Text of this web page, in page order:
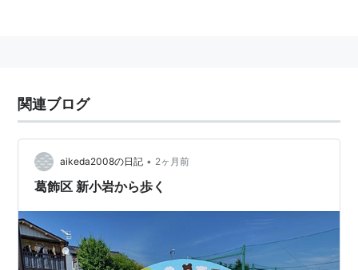
年（昭和3年）に開業した。現在では快速停車駅とな
り、「本家」小岩駅よりも利用客が多い。
南口には西友があり、商店街が広がる。
＞＞路線案内 JR東日本 ＜＜
■総武快速線（
（横須賀線直通）…東京駅…錦糸町駅←「新小岩駅
関連ブログ
aikeda2008の日記 • 2ヶ月前
葛飾区 新小岩から歩く